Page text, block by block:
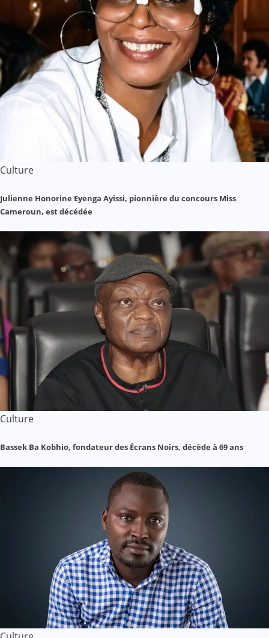
Culture
Julienne Honorine Eyenga Ayissi, pionnière du concours Miss
Cameroun, est décédée
Culture
Bassek Ba Kobhio, fondateur des Écrans Noirs, décède à 69 ans